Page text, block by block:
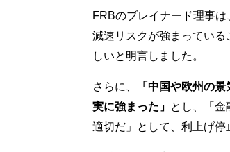
FRBのブレイナード理事
減速リスクが強まってい
しいと明言しました。
さらに、
「中国や欧州の
実に強まった」 とし、「金
適切だ」として、利上げ停